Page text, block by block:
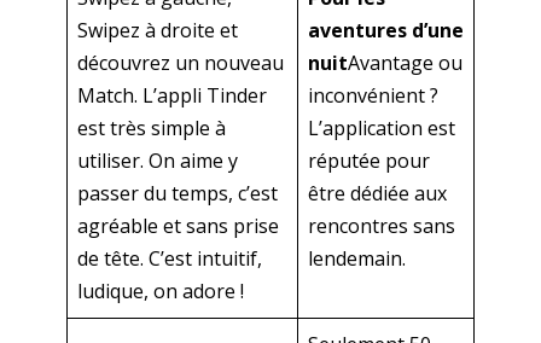
Swipez à droite et
découvrez un nouveau
Match. L’appli Tinder
est très simple à
utiliser. On aime y
passer du temps, c’est
agréable et sans prise
de tête. C’est intuitif,
ludique, on adore !
aventures d’une
nuitAvantage ou
inconvénient ?
L’application est
réputée pour
être dédiée aux
rencontres sans
lendemain.